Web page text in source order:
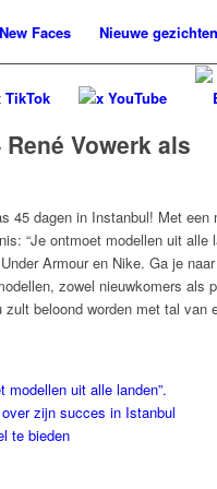
New Faces Nieuwe gezichten
TikTok x YouTube
Vowerk als
45 dagen in Instanbul! Met een
“Je ontmoet modellen uit alle
Armour en Nike. Ga je
zowel nieuwkomers als
beloond worden met tal van
uit alle landen”.
zijn succes in Istanbul
te bieden